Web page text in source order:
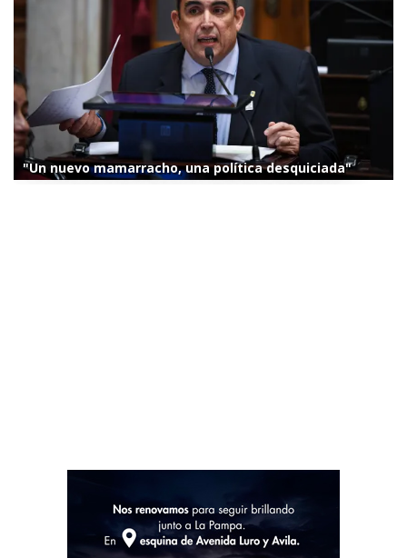
"Un nuevo mamarracho, una política desquiciada"